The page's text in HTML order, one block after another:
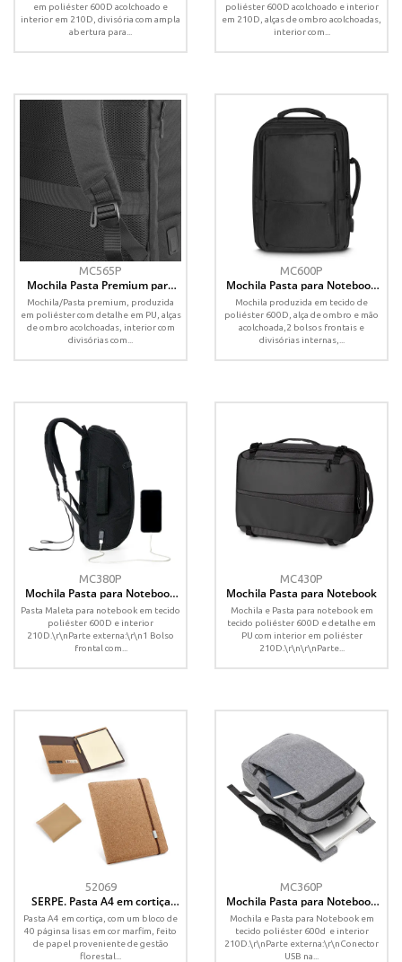
em poliéster 600D acolchoado e
interior em 210D, divisória com ampla
abertura para...
poliéster 600D acolchoado e interior
em 210D, alças de ombro acolchoadas,
interior com...
MC565P
Mochila Pasta Premium para
notebook
Mochila/Pasta premium, produzida
em poliéster com detalhe em PU, alças
de ombro acolchoadas, interior com
divisórias com...
MC600P
Mochila Pasta para Notebook
em Poliéster 600D
Mochila produzida em tecido de
poliéster 600D, alça de ombro e mão
acolchoada,2 bolsos frontais e
divisórias internas,...
MC380P
Mochila Pasta para Notebook
em Poliéster 600D
Pasta Maleta para notebook em tecido
poliéster 600D e interior
210D.\r\nParte externa:\r\n1 Bolso
frontal com...
MC430P
Mochila Pasta para Notebook
Mochila e Pasta para notebook em
tecido poliéster 600D e detalhe em
PU com interior em poliéster
210D.\r\n\r\nParte...
52069
SERPE. Pasta A4 em cortiça
com bloco de páginas lisas
Pasta A4 em cortiça, com um bloco de
40 páginsa lisas em cor marfim, feito
de papel proveniente de gestão
florestal...
MC360P
Mochila Pasta para Notebook
em Poliéster 600D
Mochila e Pasta para Notebook em
tecido poliéster 600d e interior
210D.\r\nParte externa:\r\nConector
USB na...